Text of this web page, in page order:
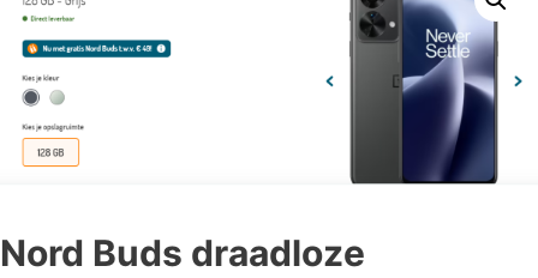
Nord Buds draadloze